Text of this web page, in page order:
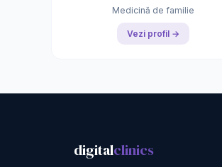
Medicină de familie
Vezi profil →
digitalclinics